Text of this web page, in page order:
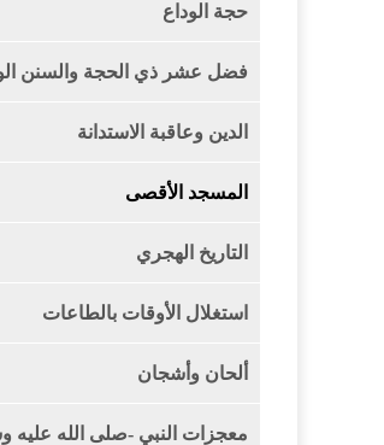
حجة الوداع
فضل عشر ذي الحجة والسنن
الدين وعاقبة الاستدانة
المسجد الأقصى
التاريخ الهجري
استغلال الأوقات بالطاعات
ألحان وأشجان
معجزات النبي -صلى الله عليه